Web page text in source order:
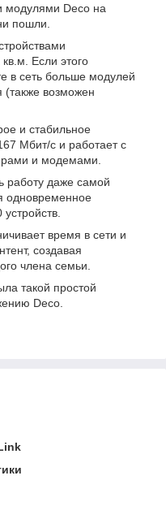
модулями Deco на
пошли.
Если этого
в сеть больше модулей
(также возможен
и стабильное
Мбит/с и работает с
и модемами.
работу даже самой
одновременное
время в сети и
создавая
члена семьи.
такой простой
Deco.